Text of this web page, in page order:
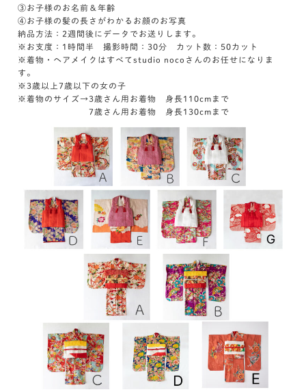
③お子様のお名前＆年齢
④お子様の髪の長さがわかるお顔のお写真
納品方法：2週間後にデータでお送りします。
※お支度：1時間半 撮影時間：30分 カット数：50カット
※着物・ヘアメイクはすべてstudio nocoさんのお任せになりま
す。
※3歳以上7歳以下の女の子
※着物のサイズ→3歳さん用お着物 身長110cmまで
7歳さん用お着物 身長130cmまで